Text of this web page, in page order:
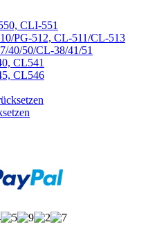
CLI-551
PG-512, CL-511/CL-513
40/50/CL-38/41/51
CL541
CL546